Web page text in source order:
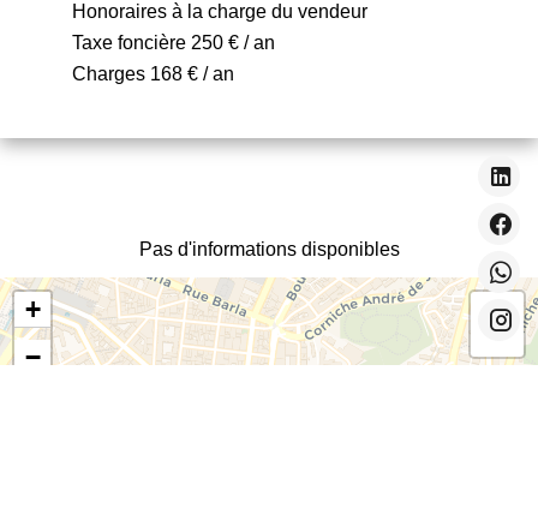
Honoraires à la charge du vendeur
Taxe foncière 250 € / an
Charges 168 € / an
Pas d'informations disponibles
+
−